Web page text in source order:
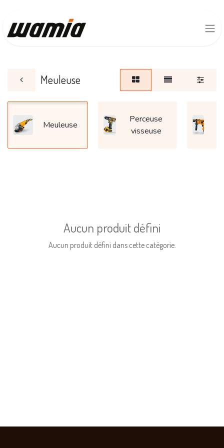
Meuleuse
Meuleuse
Perceuse
visseuse
Aucun produit défini
Aucun produit défini dans cette catégorie.